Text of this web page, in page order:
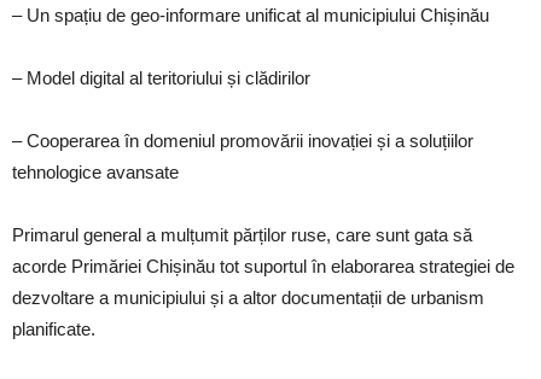
– Un spațiu de geo-informare unificat al municipiului Chișinău
– Model digital al teritoriului și clădirilor
– Cooperarea în domeniul promovării inovației și a soluțiilor
tehnologice avansate
Primarul general a mulțumit părților ruse, care sunt gata să
acorde Primăriei Chișinău tot suportul în elaborarea strategiei de
dezvoltare a municipiului și a altor documentații de urbanism
planificate.